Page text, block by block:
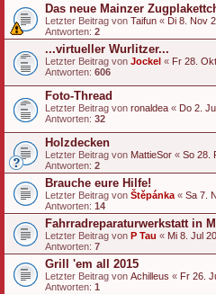
Das neue Mainzer
Letzter Beitrag von Taifun « Di 8. Nov
Antworten: 2
...virtueller Wurlitzer...
Letzter Beitrag von Jockel « Fr 28.
Antworten: 606
Foto-Thread
Letzter Beitrag von ronaldea « Do 2.
Antworten: 32
Holzdecken
Letzter Beitrag von MattieSor « So 28.
Antworten: 2
Brauche eure Hilfe!
Letzter Beitrag von Štěpánka « Sa 7.
Antworten: 14
Fahrradreparaturwerkstatt in
Letzter Beitrag von P Tau « Mi 8. Jul
Antworten: 7
Grill 'em all 2015
Letzter Beitrag von Achilleus « Fr 26.
Antworten: 1